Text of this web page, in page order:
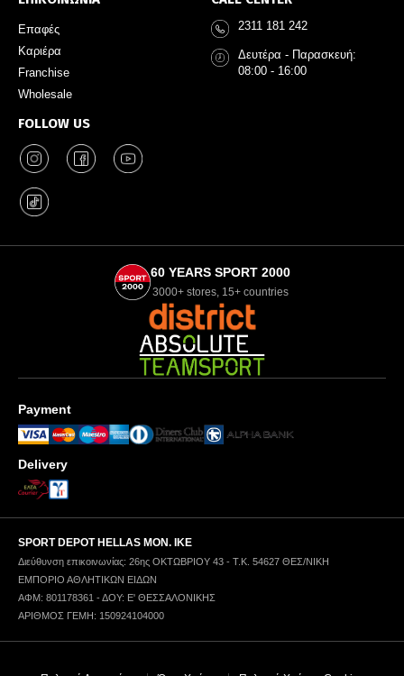
Επαφές
Καριέρα
Franchise
Wholesale
FOLLOW US
2311 181 242
Δευτέρα - Παρασκευή:
08:00 - 16:00
60 YEARS SPORT 2000
3000+ stores, 15+ countries
Payment
Delivery
SPORT DEPOT HELLAS ΜΟΝ. ΙΚΕ
Διεύθυνση επικοινωνίας: 26ης ΟΚΤΩΒΡΙΟΥ 43 - Τ.Κ. 54627 ΘΕΣ/ΝΙΚΗ
ΕΜΠΟΡΙΟ ΑΘΛΗΤΙΚΩΝ ΕΙΔΩΝ
ΑΦΜ: 801178361 - ΔΟΥ: Ε' ΘΕΣΣΑΛΟΝΙΚΗΣ
ΑΡΙΘΜΟΣ ΓΕΜΗ: 150924104000